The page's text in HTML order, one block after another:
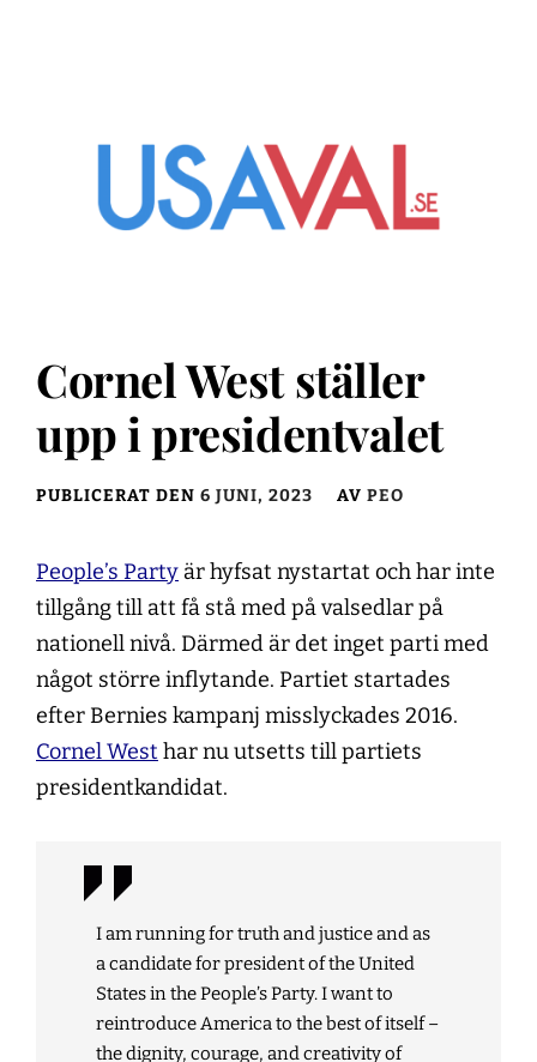
Cornel West ställer
upp i presidentvalet
PUBLICERAT DEN 6 JUNI, 2023 AV PEO
People’s Party är hyfsat nystartat och har inte
tillgång till att få stå med på valsedlar på
nationell nivå. Därmed är det inget parti med
något större inflytande. Partiet startades
efter Bernies kampanj misslyckades 2016.
Cornel West har nu utsetts till partiets
presidentkandidat.
I am running for truth and justice and as
a candidate for president of the United
States in the People’s Party. I want to
reintroduce America to the best of itself –
the dignity, courage, and creativity of